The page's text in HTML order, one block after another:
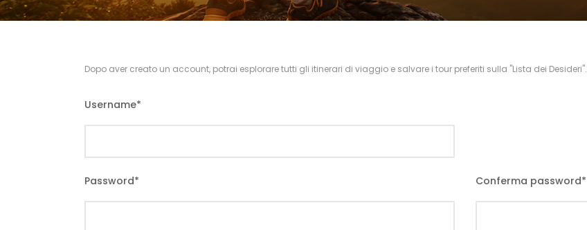
Dopo aver creato un account, potrai esplorare tutti gli itinerari di viaggio e salvare i tour preferiti sulla "Lista dei Desideri".
Username*
Password* Conferma password*